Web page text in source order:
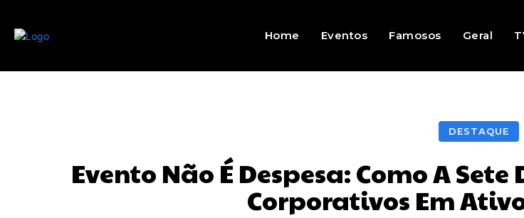
Home Eventos Famosos Geral
DESTAQUE
Evento Não É Despesa: Como A
Corporativos Em